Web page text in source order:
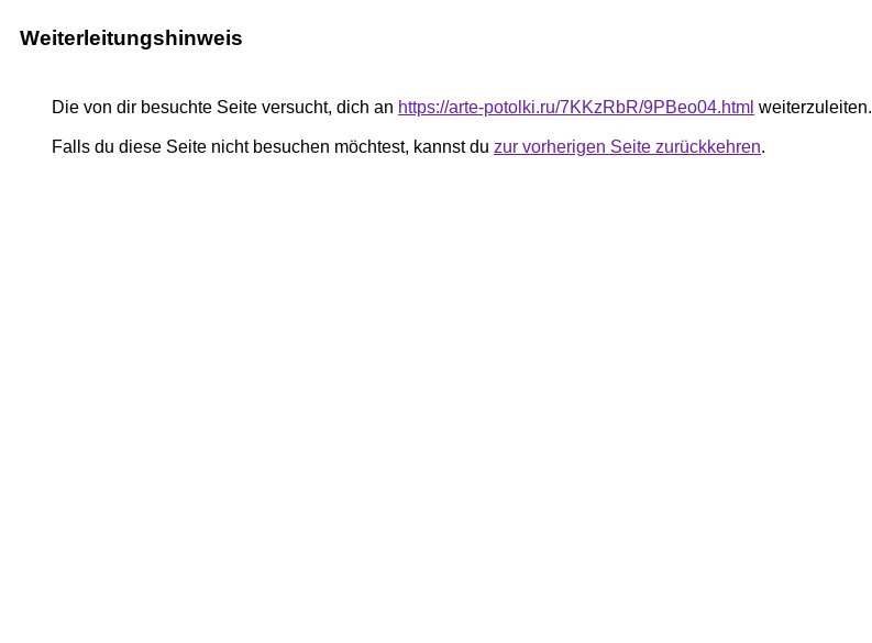
Weiterleitungshinweis
Die von dir besuchte Seite versucht, dich an https://arte-potolki.ru/7KKzRbR/9PBeo04.html weiterzuleiten.
Falls du diese Seite nicht besuchen möchtest, kannst du zur vorherigen Seite zurückkehren.